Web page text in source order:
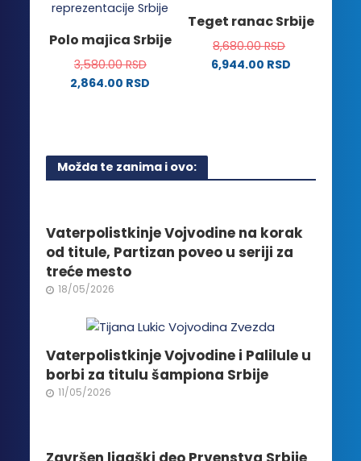
varijanti.
mogu
biti
izabrane
mogu
biti
izabrane
Polo majica Srbije
3,580.00RSD
2,864.00 RSD
više
varijanti.
biti
izabrane
na
stranici
Teget ranac Srbije
8,680.00RSD
6,944.00 RSD
Možda te zanima i ovo:
Vaterpolistkinje Vojvodine na korak
od titule, Partizan poveo u seriji za
treće mesto
18/05/2026
Vaterpolistkinje Vojvodine i Palilule u
borbi za titulu šampiona Srbije
11/05/2026